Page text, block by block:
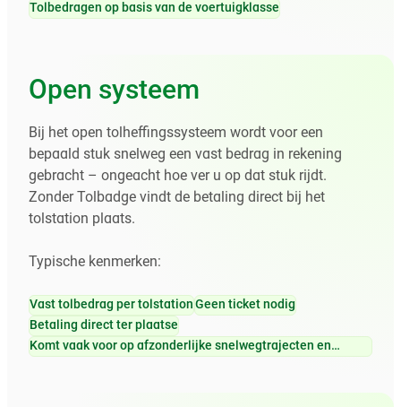
Tolbedragen op basis van de voertuigklasse
Open systeem
Bij het open tolheffingssysteem wordt voor een
bepaald stuk snelweg een vast bedrag in rekening
gebracht – ongeacht hoe ver u op dat stuk rijdt.
Zonder Tolbadge vindt de betaling direct bij het
tolstation plaats.
Typische kenmerken:
Vast tolbedrag per tolstation Geen ticket nodig
Betaling direct ter plaatse
Komt vaak voor op afzonderlijke snelwegtrajecten en